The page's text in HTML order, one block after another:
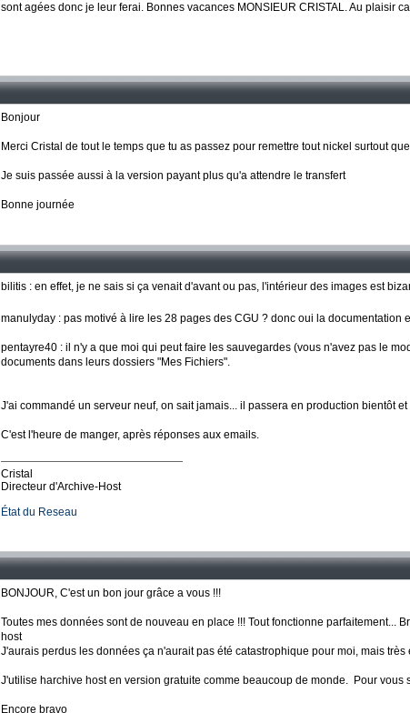
sont agées donc je leur ferai. Bonnes vacances MONSIEUR CRISTAL. Au plaisir
Bonjour
Merci Cristal de tout le temps que tu as passez pour remettre tout nickel surtout
Je suis passée aussi à la version payant plus qu'a attendre le transfert
Bonne journée
bilitis : en effet, je ne sais si ça venait d'avant ou pas, l'intérieur des images est
manulyday : pas motivé à lire les 28 pages des CGU ? donc oui la documentation
pentayre40 : il n'y a que moi qui peut faire les sauvegardes (vous n'avez pas le
documents dans leurs dossiers "Mes Fichiers".
J'ai commandé un serveur neuf, on sait jamais... il passera en production bientôt
C'est l'heure de manger, après réponses aux emails.
Cristal
Directeur d'Archive-Host
État du Reseau
BONJOUR, C'est un bon jour grâce a vous !!!
Toutes mes données sont de nouveau en place !!! Tout fonctionne
host
J'aurais perdus les données ça n'aurait pas été catastrophique pour moi, mais
J'utilise harchive host en version gratuite comme beaucoup de monde. Pour
Encore bravo